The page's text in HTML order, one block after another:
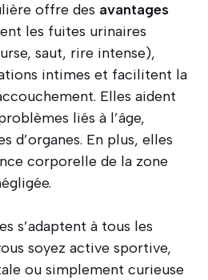
offre des avantages
les fuites urinaires
saut, rire intense),
intimes et facilitent la
Elles aident
liés à l’âge,
d’organes. En plus, elles
corporelle de la zone
s’adaptent à tous les
soyez active sportive,
ou simplement curieuse